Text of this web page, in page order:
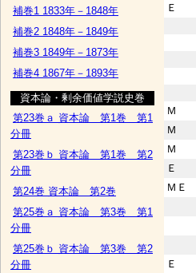
補巻1 1833年－1848年
補巻2 1848年－1849年
補巻3 1849年－1873年
補巻4 1867年－1893年
資本論・剰余価値学説史巻
第23巻ａ 資本論 第1巻 第1
分冊
第23巻ｂ 資本論 第1巻 第2
分冊
第24巻 資本論 第2巻
第25巻ａ 資本論 第3巻 第1
分冊
第25巻ｂ 資本論 第3巻 第2
分冊
Ｅ
Ｍ
Ｍ
Ｍ
Ｅ
ＭＥ
Ｅ